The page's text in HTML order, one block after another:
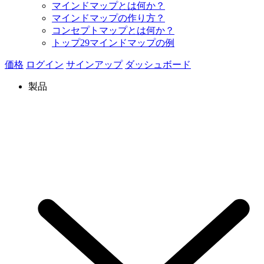
マインドマップとは何か？
マインドマップの作り方？
コンセプトマップとは何か？
トップ29マインドマップの例
価格 ログイン サインアップ ダッシュボード
製品